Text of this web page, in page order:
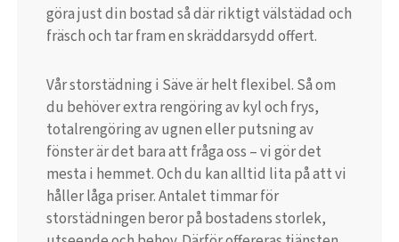
göra just din bostad så där riktigt välstädad och
fräsch och tar fram en skräddarsydd offert.
Vår storstädning i Säve är helt flexibel. Så om
du behöver extra rengöring av kyl och frys,
totalrengöring av ugnen eller putsning av
fönster är det bara att fråga oss – vi gör det
mesta i hemmet. Och du kan alltid lita på att vi
håller låga priser. Antalet timmar för
storstädningen beror på bostadens storlek,